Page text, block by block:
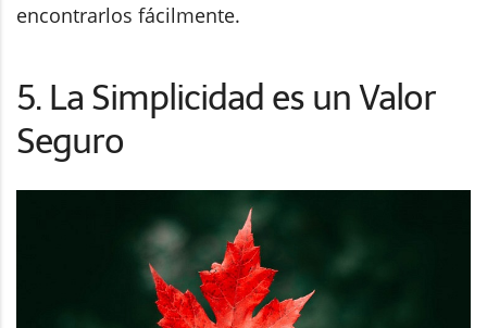
encontrarlos fácilmente.
5. La Simplicidad es un Valor
Seguro